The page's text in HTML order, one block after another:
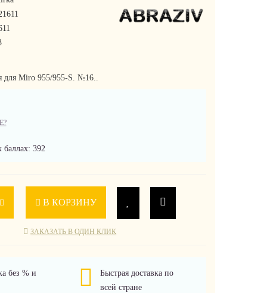
для Miro 955/955-S. №16..
392
В КОРЗИНУ
ЗАКАЗАТЬ В ОДИН КЛИК
без % и
Быстрая доставка по
всей стране